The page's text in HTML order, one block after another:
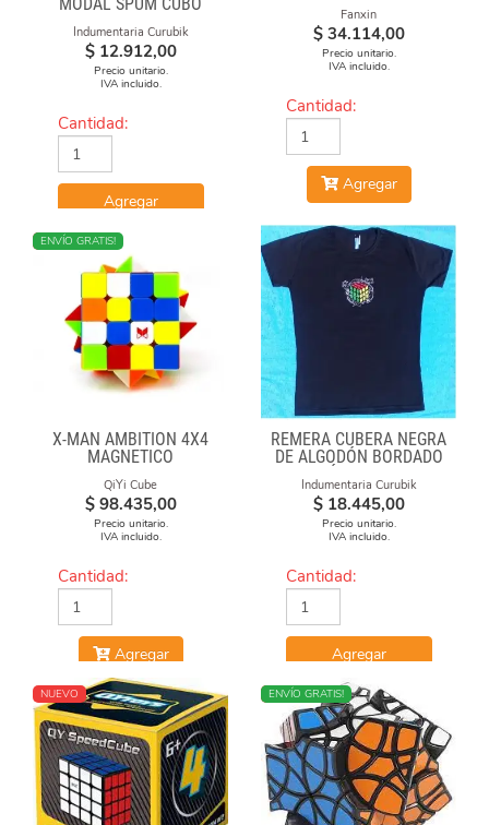
Indumentaria Curubik
$ 12.912,00
Precio unitario.
IVA incluido.
Cantidad:
Agregar
Fanxin
$ 34.114,00
Precio unitario.
IVA incluido.
Cantidad:
Agregar
NUEVO
ENVÍO GRATIS!
X-MAN AMBITION 4X4
MAGNETICO
QiYi Cube
$ 98.435,00
Precio unitario.
IVA incluido.
Cantidad:
Agregar
REMERA CUBERA NEGRA
DE ALGODÓN BORDADO
"FÓRMULAS"
Indumentaria Curubik
$ 18.445,00
Precio unitario.
IVA incluido.
Cantidad:
Agregar
NUEVO NUEVO
ENVÍO GRATIS!